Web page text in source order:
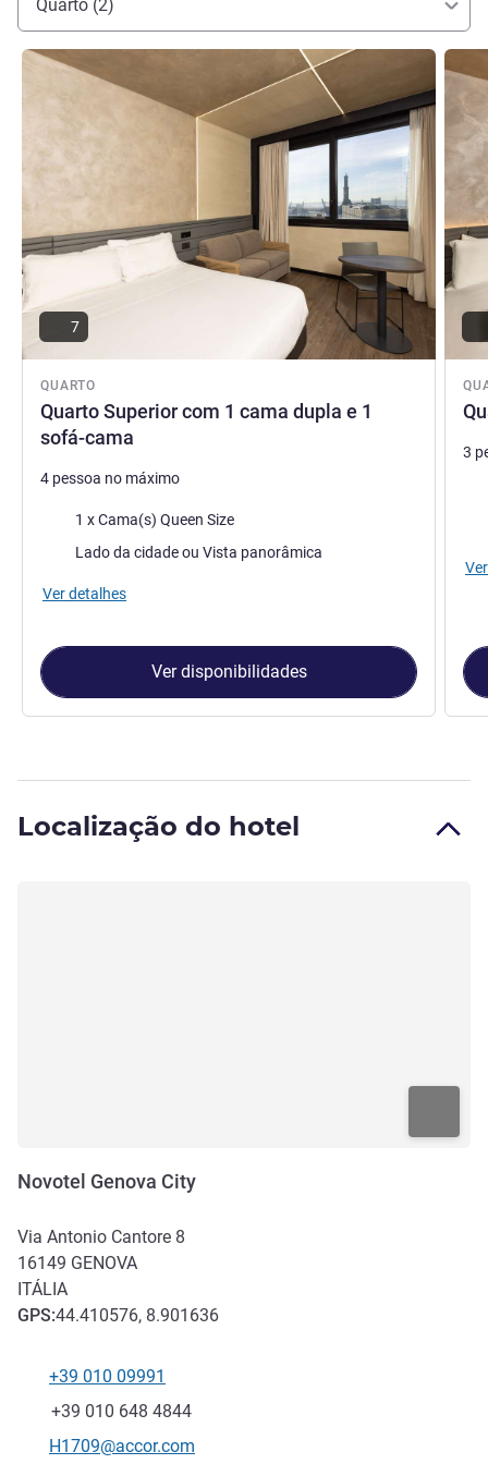
Quarto (2)
QUARTO
Quarto Superior com 1 cama dupla e 1
sofá-cama
Ver detalhes
7
4 pessoa no máximo
Cama1 x Cama(s) Queen Size
Vistas:
Lado da cidade ou Vista panorâmica
Ver detalhes
Ver disponibilidades
Ver
3
Localização do hotel
Novotel Genova City
Via Antonio Cantore 8
16149 GENOVA
ITÁLIA
GPS:44.410576, 8.901636
Telefone
+39 010 09991
Fax
+39 010 648 4844
E-mail de contacto
H1709@accor.com